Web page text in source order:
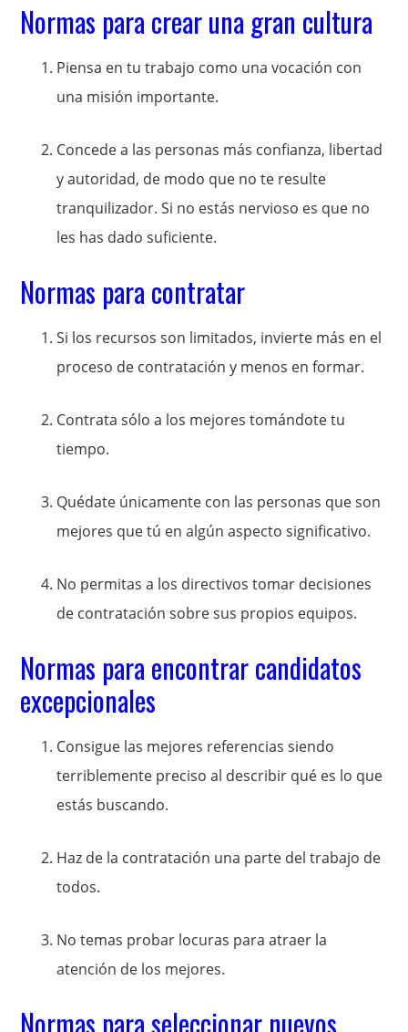
Normas para crear una gran cultura
Piensa en tu trabajo como una vocación con
una misión importante.
Concede a las personas más confianza, libertad
y autoridad, de modo que no te resulte
tranquilizador. Si no estás nervioso es que no
les has dado suficiente.
Normas para contratar
Si los recursos son limitados, invierte más en el
proceso de contratación y menos en formar.
Contrata sólo a los mejores tomándote tu
tiempo.
Quédate únicamente con las personas que son
mejores que tú en algún aspecto significativo.
No permitas a los directivos tomar decisiones
de contratación sobre sus propios equipos.
Normas para encontrar candidatos
excepcionales
Consigue las mejores referencias siendo
terriblemente preciso al describir qué es lo que
estás buscando.
Haz de la contratación una parte del trabajo de
todos.
No temas probar locuras para atraer la
atención de los mejores.
Normas para seleccionar nuevos